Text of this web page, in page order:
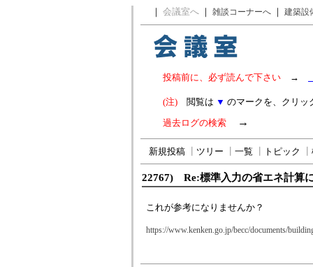
｜ 会議室へ ｜ 雑談コーナーへ ｜ 建築設
投稿前に、必ず読んで下さい →
(注) 閲覧は ▼ のマークを、クリッ
過去ログの検索 →
新規投稿 ツリー 一覧 トピック
22767) Re:標準入力の省エネ計算
これが参考になりませんか？
https://www.kenken.go.jp/becc/documents/